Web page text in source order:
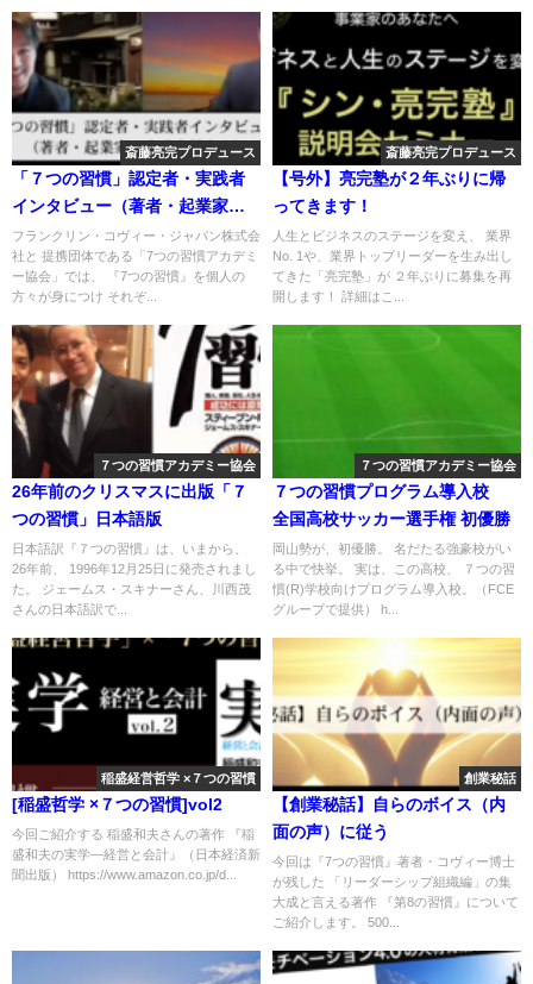
斎藤亮完プロデュース
「７つの習慣」認定者・実践者
インタビュー（著者・起業家：
吉武大輔さん）
フランクリン・コヴィー・ジャパン株式会
社と 提携団体である「7つの習慣アカデミ
ー協会」では、 『7つの習慣』を個人の
方々が身につけ それぞ...
斎藤亮完プロデュース
【号外】亮完塾が２年ぶりに帰
ってきます！
人生とビジネスのステージを変え、 業界
No. 1や、業界トップリーダーを生み出し
てきた「亮完塾」が ２年ぶりに募集を再
開します！ 詳細はこ...
７つの習慣アカデミー協会
26年前のクリスマスに出版「７
つの習慣」日本語版
日本語訳『７つの習慣』は、いまから、
26年前、 1996年12月25日に発売されまし
た。 ジェームス・スキナーさん、川西茂
さんの日本語訳で...
７つの習慣アカデミー協会
７つの習慣プログラム導入校
全国高校サッカー選手権 初優勝
岡山勢が、初優勝。 名だたる強豪校がい
る中で快挙。 実は、この高校、 ７つの習
慣(R)学校向けプログラム導入校。（FCE
グループで提供） h...
稲盛経営哲学 ×７つの習慣
[稲盛哲学 ×７つの習慣]vol2
今回ご紹介する 稲盛和夫さんの著作 『稲
盛和夫の実学―経営と会計』（日本経済新
聞出版） https://www.amazon.co.jp/d...
創業秘話
【創業秘話】自らのボイス（内
面の声）に従う
今回は『7つの習慣』著者・コヴィー博士
が残した 「リーダーシップ組織編」の集
大成と言える著作 『第8の習慣』について
ご紹介します。 500...